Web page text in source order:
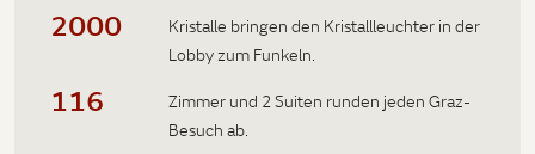
2000
Kristalle bringen den Kristallleuchter in der
Lobby zum Funkeln.
116
Zimmer und 2 Suiten runden jeden Graz-
Besuch ab.